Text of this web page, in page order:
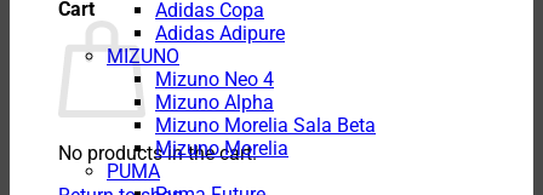
Cart
No products in the cart.
Adidas Copa
Adidas Adipure
MIZUNO
Mizuno Neo 4
Mizuno Alpha
Mizuno Morelia Sala Beta
Mizuno Morelia
PUMA